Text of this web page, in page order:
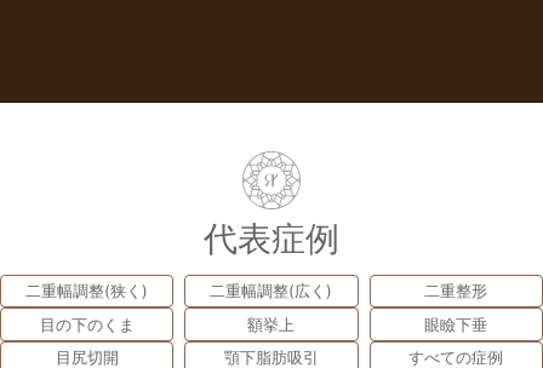
代表症例
二重幅調整(狭く) 二重幅調整(広く)
二重整形
目の下のくま
額挙上
眼瞼下垂
目尻切開
顎下脂肪吸引 すべての症例